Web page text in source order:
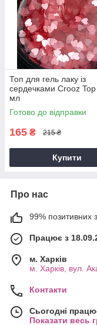
Топ для гель лаку із
сердечками Crooz
мл
Готово до відправки
165 ₴ 215 ₴
Купити
Про нас
99% позитивних з
Працює з
м. Харків
м. Харків, вул.
Контакти
Сьогодні
Показати весь